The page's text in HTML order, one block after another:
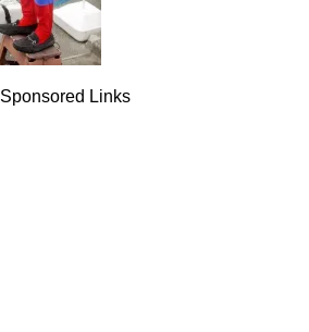
Sponsored Links